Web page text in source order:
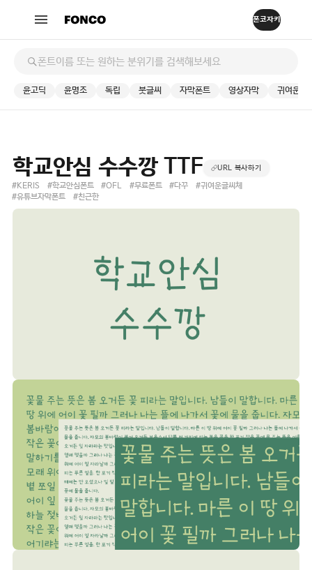
윤고딕 윤명조 독립 붓글씨 자막폰트 영상자막 귀여운
학교안심 수수깡 TTF URL 복사하기
#KERIS #학교안심폰트 #OFL #무료폰트 #다꾸
#귀여운글씨체
#유튜브자막폰트
#친근한